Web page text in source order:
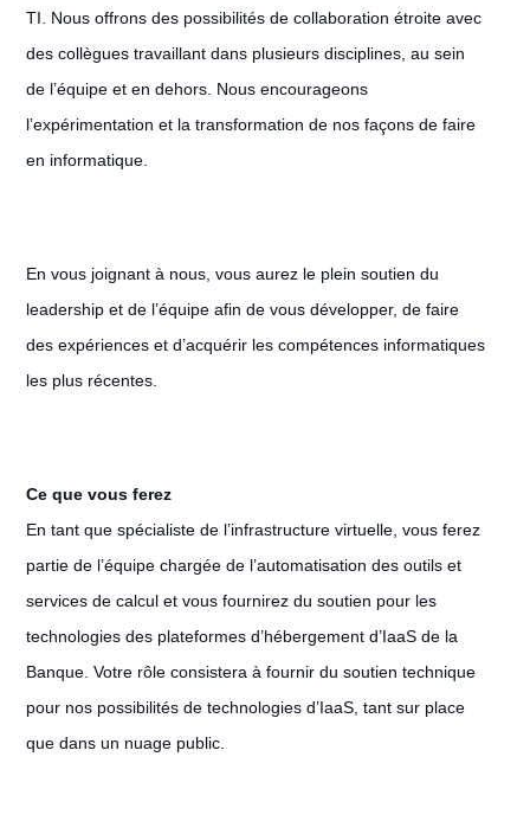
TI. Nous offrons des possibilités de collaboration étroite avec
des collègues travaillant dans plusieurs disciplines, au sein
de l’équipe et en dehors. Nous encourageons
l’expérimentation et la transformation de nos façons de faire
en informatique.
En vous joignant à nous, vous aurez le plein soutien du
leadership et de l’équipe afin de vous développer, de faire
des expériences et d’acquérir les compétences informatiques
les plus récentes.
Ce que vous ferez
En tant que spécialiste de l’infrastructure virtuelle, vous ferez
partie de l’équipe chargée de l’automatisation des outils et
services de calcul et vous fournirez du soutien pour les
technologies des plateformes d’hébergement d’IaaS de la
Banque. Votre rôle consistera à fournir du soutien technique
pour nos possibilités de technologies d’IaaS, tant sur place
que dans un nuage public.